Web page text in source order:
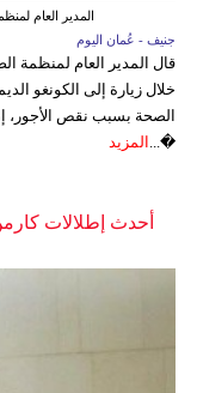
المدير العام
جنيف - عُمان اليوم
قال المدير العام لمنظمة
خلال زيارة إلى الكونغو
الصحة بسبب نقص الأجور،
�... المزيد
أحدث إطلالات